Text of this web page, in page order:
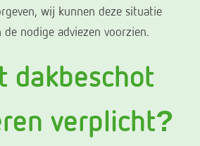
wij kunnen deze situatie
de nodige adviezen voorzien.
dakbeschot
verplicht?